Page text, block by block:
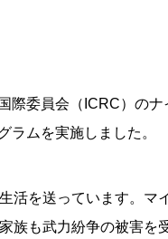
際委員会（ICRC）のナ
ムを実施しました。
活を送っています。マ
族も武力紛争の被害を